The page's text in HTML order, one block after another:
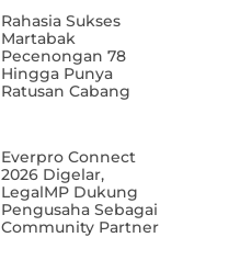
Rahasia Sukses
Martabak
Pecenongan 78
Hingga Punya
Ratusan Cabang
Everpro Connect
2026 Digelar,
LegalMP Dukung
Pengusaha Sebagai
Community Partner